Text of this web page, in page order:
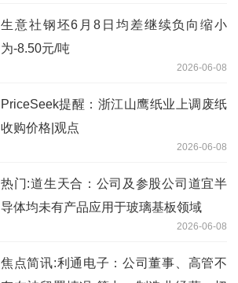
生意社钢坯6月8日均差继续负向缩小
为-8.50元/吨
2026-06-08
PriceSeek提醒：浙江山鹰纸业上调废纸
收购价格|观点
2026-06-08
热门:道生天合：公司及参股公司道宜半
导体均未有产品应用于玻璃基板领域
2026-06-08
焦点简讯:利通电子：公司董事、高管不